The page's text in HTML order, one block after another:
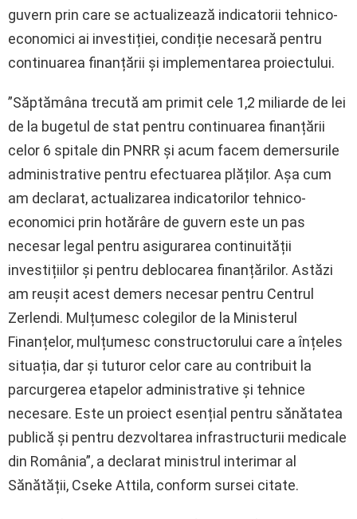
guvern prin care se actualizează indicatorii tehnico-
economici ai investiției, condiție necesară pentru
continuarea finanțării și implementarea proiectului.
”Săptămâna trecută am primit cele 1,2 miliarde de lei
de la bugetul de stat pentru continuarea finanțării
celor 6 spitale din PNRR și acum facem demersurile
administrative pentru efectuarea plăților. Așa cum
am declarat, actualizarea indicatorilor tehnico-
economici prin hotărâre de guvern este un pas
necesar legal pentru asigurarea continuității
investițiilor și pentru deblocarea finanțărilor. Astăzi
am reușit acest demers necesar pentru Centrul
Zerlendi. Mulțumesc colegilor de la Ministerul
Finanțelor, mulțumesc constructorului care a înțeles
situația, dar și tuturor celor care au contribuit la
parcurgerea etapelor administrative și tehnice
necesare. Este un proiect esențial pentru sănătatea
publică și pentru dezvoltarea infrastructurii medicale
din România”, a declarat ministrul interimar al
Sănătății, Cseke Attila, conform sursei citate.